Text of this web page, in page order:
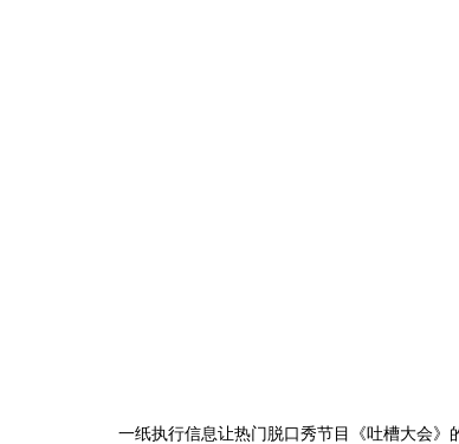
一纸执行信息让热门脱口秀节目《吐槽大会》